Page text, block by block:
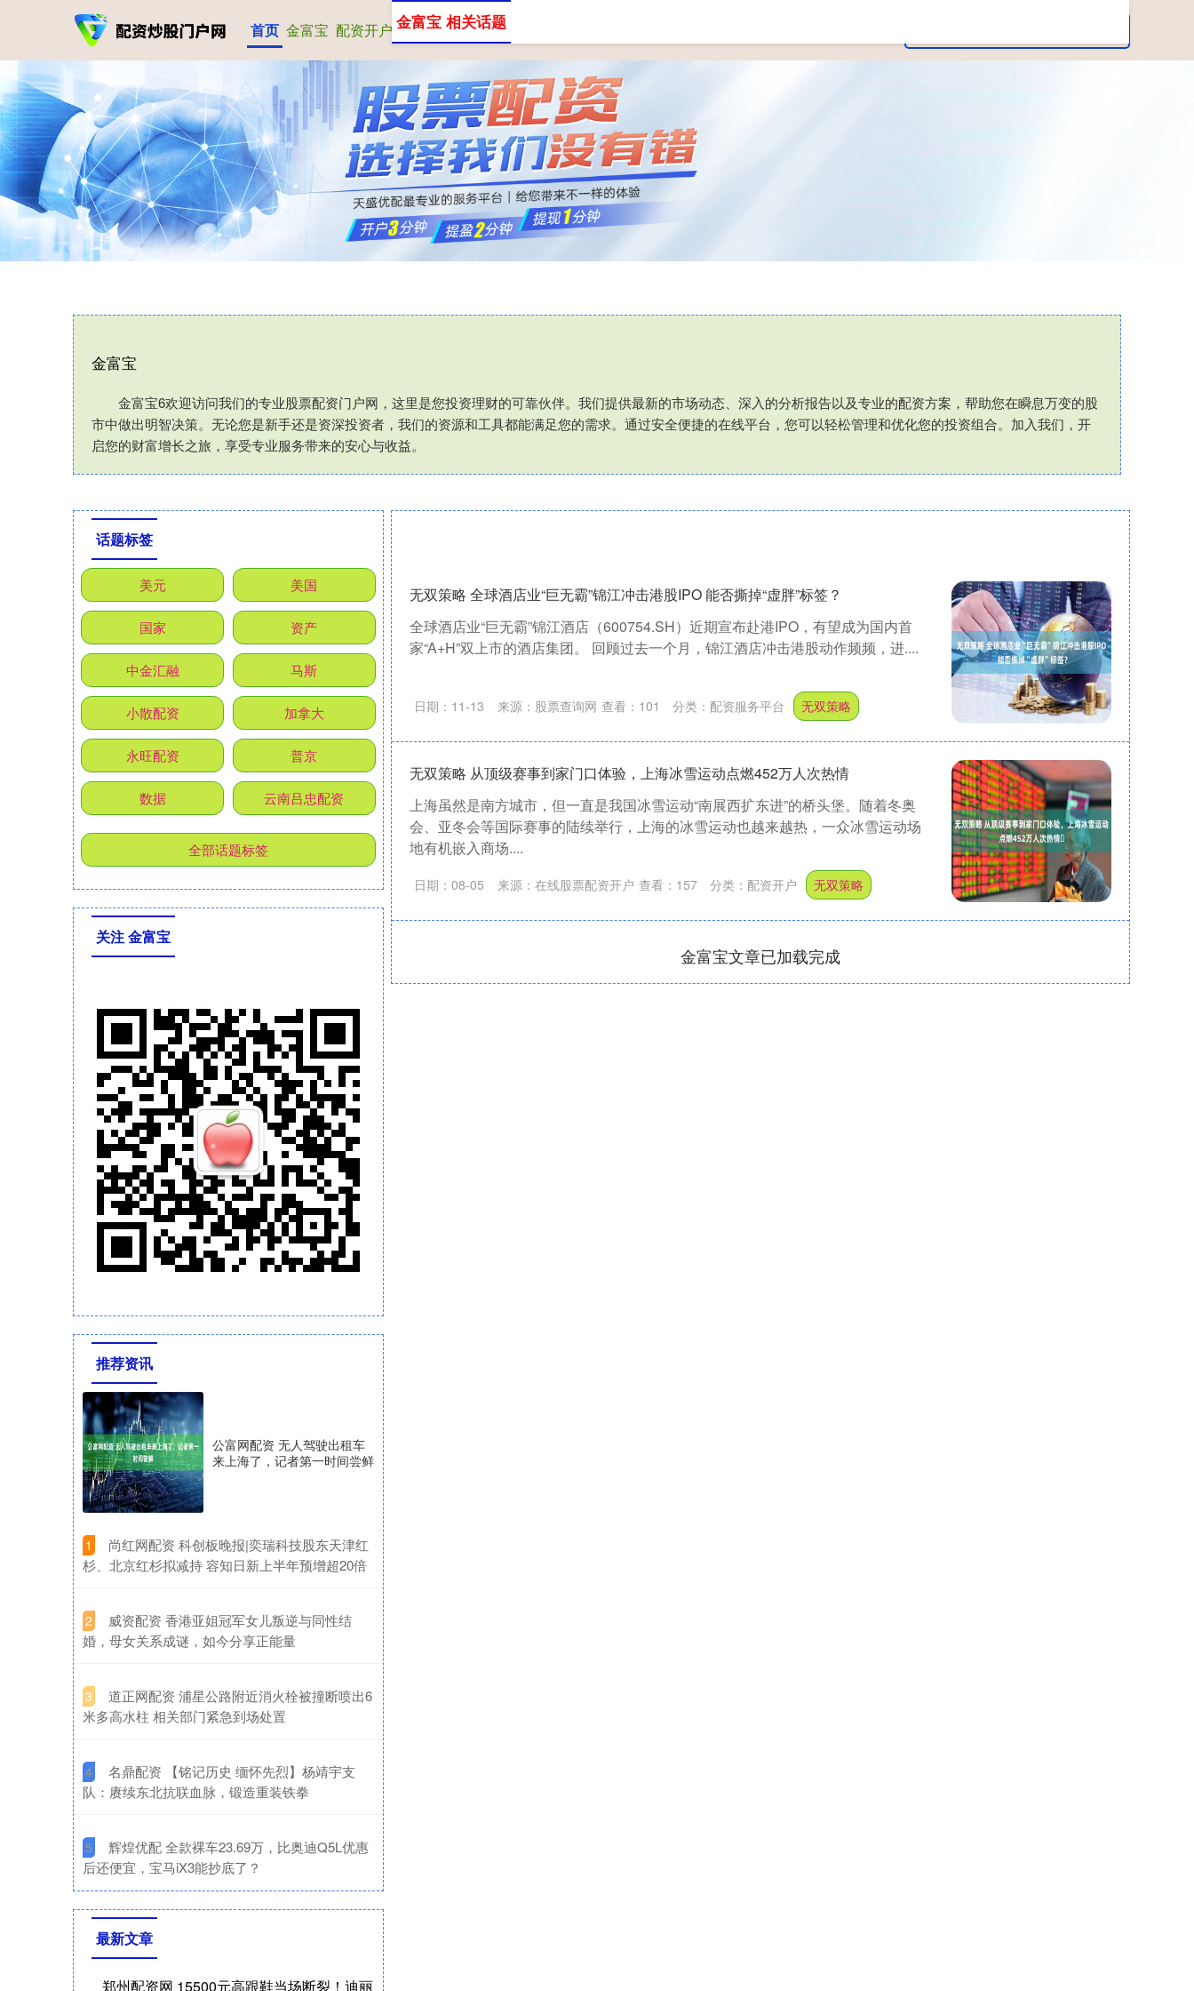
首页 金富宝 配资开户 股票配资公司 配资服务平台
金富宝
金富宝6欢迎访问我们的专业股票配资门户网，这里是您投资理财的可靠伙伴。我们提供最新的市场动态、深入的分析报告以及专业的配资方案，帮助您在瞬息万变的股
市中做出明智决策。无论您是新手还是资深投资者，我们的资源和工具都能满足您的需求。通过安全便捷的在线平台，您可以轻松管理和优化您的投资组合。加入我们，开
启您的财富增长之旅，享受专业服务带来的安心与收益。
金富宝 相关话题
无双策略 全球酒店业“巨无霸”锦江冲击港股IPO 能否撕掉“虚胖”标签？
全球酒店业“巨无霸”锦江酒店（600754.SH）近期宣布赴港IPO，有望成为国内首
家“A+H”双上市的酒店集团。 回顾过去一个月，锦江酒店冲击港股动作频频，进....
日期：11-13 来源：股票查询网 查看： 101 分类： 配资服务平台 无双策略
无双策略 从顶级赛事到家门口体验，上海冰雪运动点燃452万人次热情​
上海虽然是南方城市，但一直是我国冰雪运动“南展西扩东进”的桥头堡。随着冬奥
会、亚冬会等国际赛事的陆续举行，上海的冰雪运动也越来越热，一众冰雪运动场
地有机嵌入商场....
日期：08-05 来源：在线股票配资开户 查看： 157 分类： 配资开户 无双策略
金富宝文章已加载完成
话题标签
美元 美国
国家 资产
中金汇融 马斯
小散配资 加拿大
永旺配资 普京
数据 云南吕忠配资
全部话题标签
关注 金富宝
推荐资讯
公富网配资 无人驾驶出租车
来上海了，记者第一时间尝鲜
1
​尚红网配资 科创板晚报|奕瑞科技股东天津红
杉、北京红杉拟减持 容知日新上半年预增超20倍
2
​威资配资 香港亚姐冠军女儿叛逆与同性结
婚，母女关系成谜，如今分享正能量
3
​道正网配资 浦星公路附近消火栓被撞断喷出6
米多高水柱 相关部门紧急到场处置
4
​名鼎配资 【铭记历史 缅怀先烈】杨靖宇支
队：赓续东北抗联血脉，锻造重装铁拳
5
​辉煌优配 全款裸车23.69万，比奥迪Q5L优惠
后还便宜，宝马iX3能抄底了？
最新文章
郑州配资网 15500元高跟鞋当场断裂！迪丽